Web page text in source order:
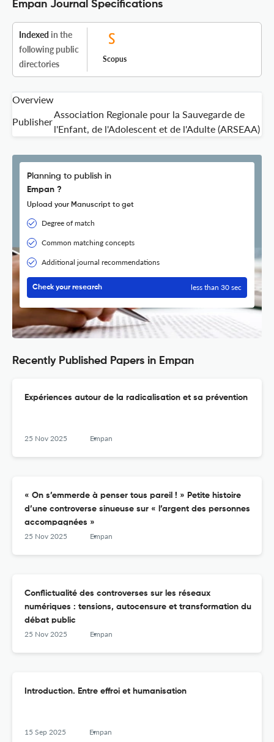
Empan Journal Specifications
Indexed in the
following public
directories
Scopus
Overview
Publisher
Association Regionale pour la Sauvegarde de
l'Enfant, de l'Adolescent et de l'Adulte (ARSEAA)
Planning to publish in
Empan ?
Upload your Manuscript to get
Degree of match
Common matching concepts
Additional journal recommendations
Check your research less than 30 sec
Recently Published Papers in Empan
Expériences autour de la radicalisation et sa prévention
25 Nov 2025 Empan
« On s’emmerde à penser tous pareil ! » Petite histoire
d’une controverse sinueuse sur « l’argent des personnes
accompagnées »
25 Nov 2025 Empan
Conflictualité des controverses sur les réseaux
numériques : tensions, autocensure et transformation du
débat public
25 Nov 2025 Empan
Introduction. Entre effroi et humanisation
15 Sep 2025 Empan